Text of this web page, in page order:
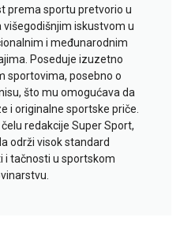
prema sportu pretvorio u
višegodišnjim iskustvom u
i međunarodnim
Poseduje izuzetno
sportovima, posebno o
što mu omogućava da
i originalne sportske priče.
redakcije Super Sport,
održi visok standard
i tačnosti u sportskom